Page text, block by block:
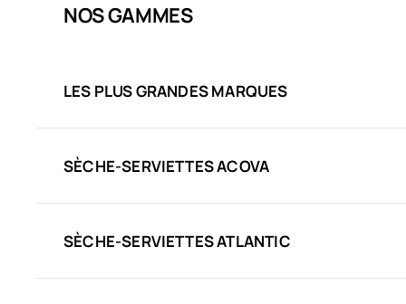
NOS GAMMES
LES PLUS GRANDES MARQUES
SÈCHE-SERVIETTES ACOVA
SÈCHE-SERVIETTES ATLANTIC